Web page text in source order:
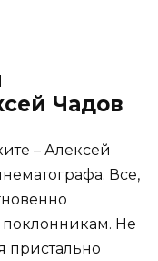
Чадов
– Алексей
Все,
поклонникам. Не
пристально